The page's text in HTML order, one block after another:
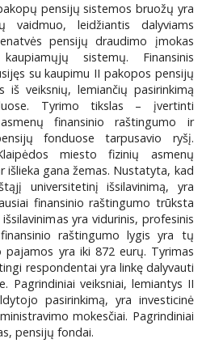
pensijų sistemos bruožų yra
leidžiantis dalyviams
pensijų draudimo įmokas
sistemų. Finansinis
su kaupimu II pakopos pensijų
veiksnių, lemiančių pasirinkimą
Tyrimo tikslas – įvertinti
finansinio raštingumo ir
fonduose tarpusavio ryšį.
miesto fizinių asmenų
išlieka gana žemas. Nustatyta, kad
universitetinį išsilavinimą, yra
finansinio raštingumo trūksta
yra vidurinis, profesinis
raštingumo lygis yra tų
yra iki 872 eurų. Tyrimas
respondentai yra linkę dalyvauti
Pagrindiniai veiksniai, lemiantys II
pasirinkimą, yra investicinė
mokesčiai. Pagrindiniai
pensijų fondai.